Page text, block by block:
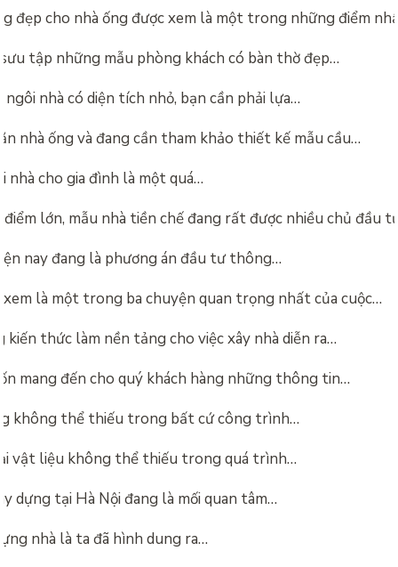
đẹp cho nhà ống được xem là một trong những điểm
tập những mẫu phòng khách có bàn thờ đẹp…
nhà có diện tích nhỏ, bạn cần phải lựa…
nhà ống và đang cần tham khảo thiết kế mẫu cầu…
nhà cho gia đình là một quá…
lớn, mẫu nhà tiền chế đang rất được nhiều chủ đầu
nay đang là phương án đầu tư thông…
xem là một trong ba chuyện quan trọng nhất của cuộc…
kiến thức làm nền tảng cho việc xây nhà diễn ra…
mang đến cho quý khách hàng những thông tin…
không thể thiếu trong bất cứ công trình…
vật liệu không thể thiếu trong quá trình…
dựng tại Hà Nội đang là mối quan tâm…
nhà là ta đã hình dung ra…